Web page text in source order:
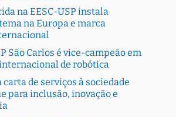
na EESC-USP instala
na Europa e marca
São Carlos é vice-campeão em
de robótica
carta de serviços à sociedade
para inclusão, inovação e